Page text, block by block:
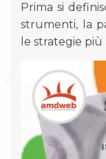
Prima si
strumenti, la
le strategie più